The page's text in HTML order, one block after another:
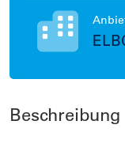
Beschreibung